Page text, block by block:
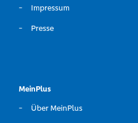
Impressum
Presse
MeinPlus
Über MeinPlus